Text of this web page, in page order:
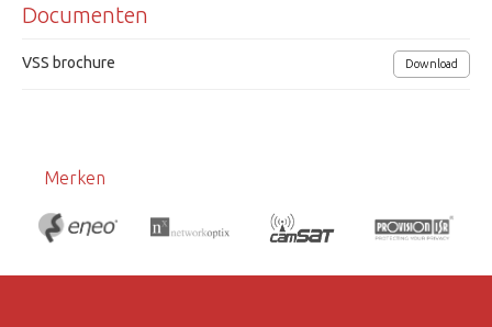
Documenten
VSS brochure Download
Merken